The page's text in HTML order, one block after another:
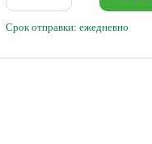
Срок отправки: ежедневно